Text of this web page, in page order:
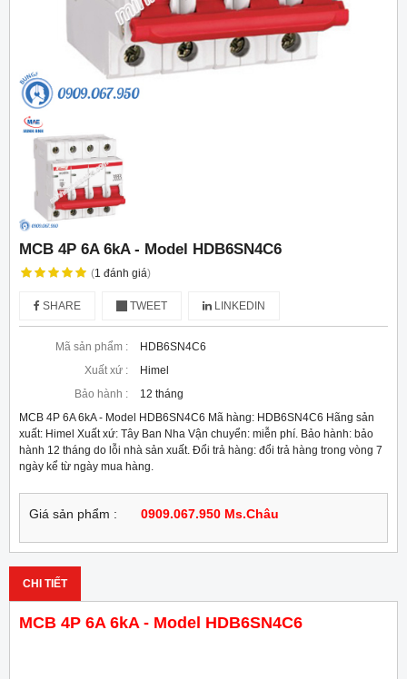
MCB 4P 6A 6kA - Model HDB6SN4C6
(1 đánh giá)
SHARE TWEET LINKEDIN
Mã sản phẩm :
HDB6SN4C6
Xuất xứ :
Himel
Bảo hành :
12 tháng
MCB 4P 6A 6kA - Model HDB6SN4C6 Mã hàng: HDB6SN4C6 Hãng sản
xuất: Himel Xuất xứ: Tây Ban Nha Vận chuyển: miễn phí. Bảo hành: bảo
hành 12 tháng do lỗi nhà sản xuất. Đổi trả hàng: đổi trả hàng trong vòng 7
ngày kể từ ngày mua hàng.
Giá sản phẩm : 0909.067.950 Ms.Châu
CHI TIẾT
MCB 4P 6A 6kA - Model HDB6SN4C6